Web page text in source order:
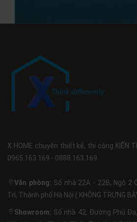
X HOME chuyên thiết kế, thi công KIẾN
0965.163.169 - 0888.163.169.
Văn phòng: Số nhà 22A - 22B, Ngõ 2
Trì, Thành phố Hà Nội ( KHÔNG TRƯNG
Showroom: Số nhà 42, Đường Phú